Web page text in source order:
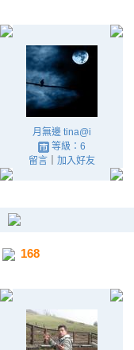
月無邊 tina@i
等級：6
留言｜ 加入好友
168